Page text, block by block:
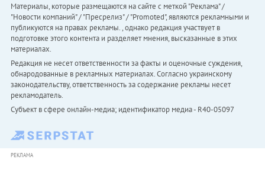
Материалы, которые размещаются на сайте с меткой "Реклама" /
"Новости компаний" / "Пресрелиз" / "Promoted", являются рекламными и
публикуются на правах рекламы. , однако редакция участвует в
подготовке этого контента и разделяет мнения, высказанные в этих
материалах.
Редакция не несет ответственности за факты и оценочные суждения,
обнародованные в рекламных материалах. Согласно украинскому
законодательству, ответственность за содержание рекламы несет
рекламодатель.
Субъект в сфере онлайн-медиа; идентификатор медиа - R40-05097
РЕКЛАМА